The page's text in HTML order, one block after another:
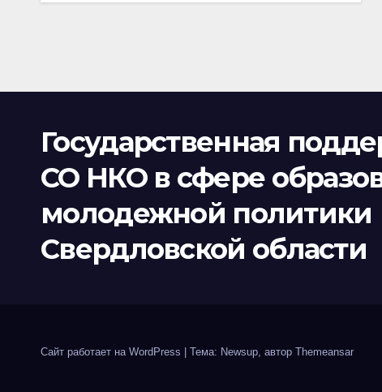
Государственная
СО НКО в сфере
молодежной политики
Свердловской области
Сайт работает на WordPress Тема: Newsup, автор Themeansar